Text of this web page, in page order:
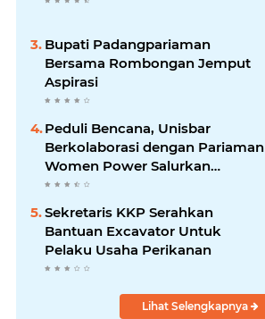
Bupati Padangpariaman
Bersama Rombongan Jemput
Aspirasi
Peduli Bencana, Unisbar
Berkolaborasi dengan Pariaman
Women Power Salurkan
Bantuan untuk Korban Banjir di
Padang
Sekretaris KKP Serahkan
Bantuan Excavator Untuk
Pelaku Usaha Perikanan
Lihat Selengkapnya